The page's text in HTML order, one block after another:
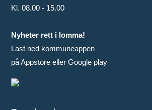
Kl. 08.00 - 15.00
Nyheter rett i lomma!
Last ned kommuneappen
på Appstore eller Google play